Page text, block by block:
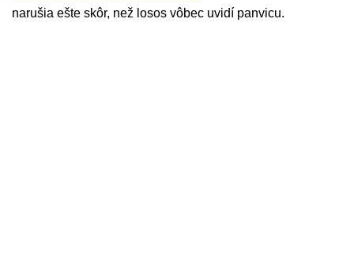
narušia ešte skôr, než losos vôbec uvidí panvicu.